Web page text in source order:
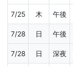
7/25
木 午後
7/28 日 午後
7/28
日 深夜